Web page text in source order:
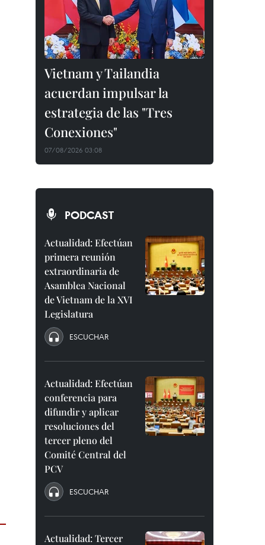
Vietnam y Tailandia
acuerdan impulsar la
estrategia de las "Tres
Conexiones"
07/08/2026 03:08
PODCAST
Actualidad: Efectúan
primera reunión
extraordinaria de
Asamblea Nacional
de Vietnam de la XVI
Legislatura
ESCUCHAR
Actualidad: Efectúan
conferencia para
difundir y aplicar
resoluciones del
tercer pleno del
Comité Central del
PCV
ESCUCHAR
Actualidad: Tercer